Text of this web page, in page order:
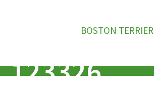
BOSTON TERRIER